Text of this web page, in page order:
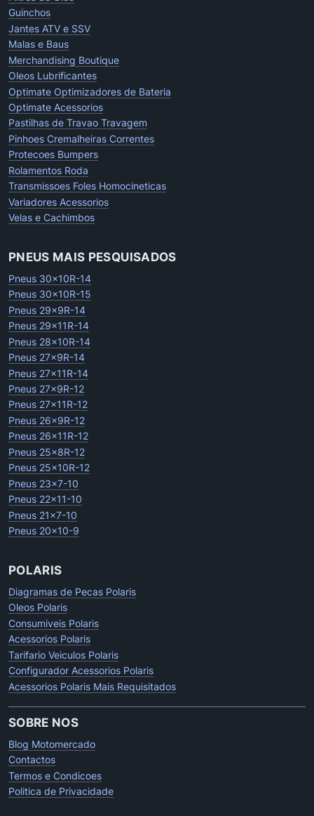
Guinchos
Jantes ATV e SSV
Malas e Baus
Merchandising Boutique
Oleos Lubrificantes
Optimate Optimizadores de Bateria
Optimate Acessorios
Pastilhas de Travao Travagem
Pinhoes Cremalheiras Correntes
Protecoes Bumpers
Rolamentos Roda
Transmissoes Foles Homocineticas
Variadores Acessorios
Velas e Cachimbos
PNEUS MAIS PESQUISADOS
Pneus 30x10R-14
Pneus 30x10R-15
Pneus 29x9R-14
Pneus 29x11R-14
Pneus 28x10R-14
Pneus 27x9R-14
Pneus 27x11R-14
Pneus 27x9R-12
Pneus 27x11R-12
Pneus 26x9R-12
Pneus 26x11R-12
Pneus 25x8R-12
Pneus 25x10R-12
Pneus 23x7-10
Pneus 22x11-10
Pneus 21x7-10
Pneus 20x10-9
POLARIS
Diagramas de Pecas Polaris
Oleos Polaris
Consumiveis Polaris
Acessorios Polaris
Tarifario Veiculos Polaris
Configurador Acessorios Polaris
Acessorios Polaris Mais Requisitados
SOBRE NOS
Blog Motomercado
Contactos
Termos e Condicoes
Politica de Privacidade